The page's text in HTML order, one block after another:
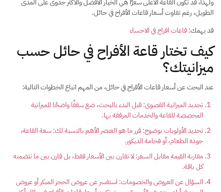
ولهذا، قد تكون القاعة الأعلى سعرًا هي الخيار الأفضل والأكثر جدوى على المدى
الطويل، رغم تفاوت أسعار قاعات الأفراح في حائل.
قد يهمك:قاعات افراح في الاحساء
كيف تختار قاعة الأفراح في حائل حسب
ميزانيتك؟
عند البحث عن أسعار قاعات الأفراح في حائل، من المهم اتباع الخطوات التالية:
​تحديد الميزانية القصوى: قبل البدء بالبحث، ضع سقفًا واضحًا للميزانية
المخصصة للقاعة والخدمات المرفقة بها.
​تحديد الأولويات بوضوح: قرر ما هو العنصر الأهم بالنسبة لك: سعة القاعة،
جودة الطعام، أو فخامة الديكور.
​مقارنة القيمة مقابل السعر: لا تقارن بين الأسعار فقط، بل قارن بين ما تتضمنه
كل باقة.
​السؤال عن العروض والخصومات: استفسر عن عروض الحجز المبكر أو عروض